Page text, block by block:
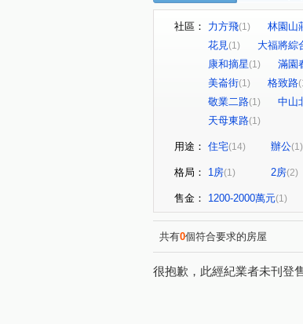
社區： 力方飛(1) 林園山
花見(1) 大福將綜
康和摘星(1) 滿園
美崙街(1) 格致路
敬業二路(1) 中山
天母東路(1)
用途： 住宅(14) 辦公(1)
格局： 1房(1) 2房(2)
售金： 1200-2000萬元(1)
共有0個符合要求的房屋
很抱歉，此經紀業者未刊登